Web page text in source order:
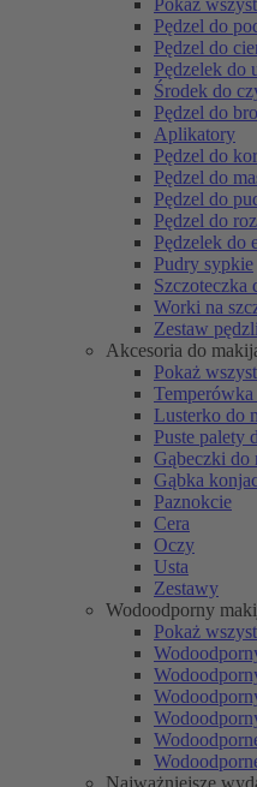
Pokaż
Pędzel do
Pędzel do
Pędzelek do
Środek do
Pędzel do
Aplikatory
Pędzel do
Pędzel do
Pędzel do
Pędzel do
Pędzelek do
Pudry sypkie
Szczoteczka
Worki na
Zestaw
Akcesoria do
Pokaż
Lusterko do
Puste palety
Gąbeczki do
Gąbka
Paznokcie
Cera
Oczy
Usta
Zestawy
Wodoodporny
Pokaż
Najważniejsze